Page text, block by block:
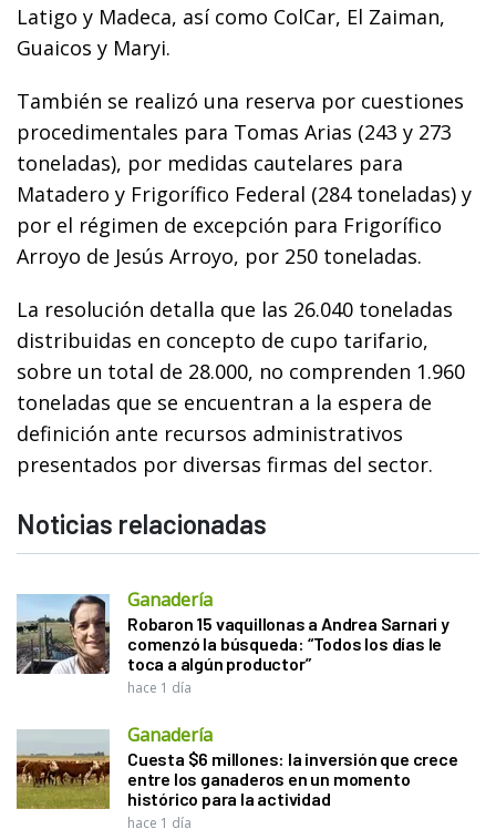
Latigo y Madeca, así como ColCar, El Zaiman,
Guaicos y Maryi.
También se realizó una reserva por cuestiones
procedimentales para Tomas Arias (243 y 273
toneladas), por medidas cautelares para
Matadero y Frigorífico Federal (284 toneladas) y
por el régimen de excepción para Frigorífico
Arroyo de Jesús Arroyo, por 250 toneladas.
La resolución detalla que las 26.040 toneladas
distribuidas en concepto de cupo tarifario,
sobre un total de 28.000, no comprenden 1.960
toneladas que se encuentran a la espera de
definición ante recursos administrativos
presentados por diversas firmas del sector.
Noticias relacionadas
Ganadería
Robaron 15 vaquillonas a Andrea Sarnari y
comenzó la búsqueda: “Todos los días le
toca a algún productor”
hace 1 día
Ganadería
Cuesta $6 millones: la inversión que crece
entre los ganaderos en un momento
histórico para la actividad
hace 1 día